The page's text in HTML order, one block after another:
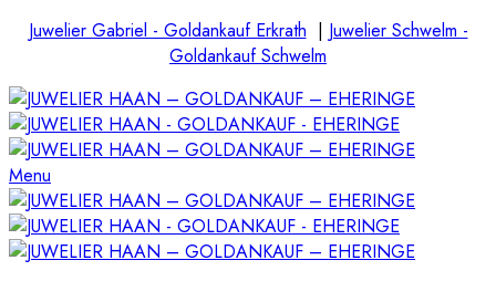
Juwelier Gabriel - Goldankauf Erkrath | Juwelier Schwelm -
Goldankauf Schwelm
Menu